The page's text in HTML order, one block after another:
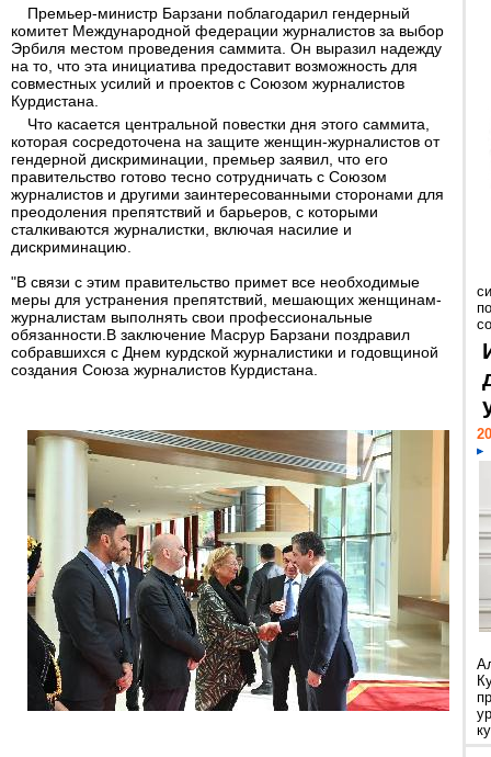
Премьер-министр Барзани поблагодарил гендерный
комитет Международной федерации журналистов за выбор
Эрбиля местом проведения саммита. Он выразил надежду
на то, что эта инициатива предоставит возможность для
совместных усилий и проектов с Союзом журналистов
Курдистана.
Что касается центральной повестки дня этого саммита,
которая сосредоточена на защите женщин-журналистов от
гендерной дискриминации, премьер заявил, что его
правительство готово тесно сотрудничать с Союзом
журналистов и другими заинтересованными сторонами для
преодоления препятствий и барьеров, с которыми
сталкиваются журналистки, включая насилие и
дискриминацию.
"В связи с этим правительство примет все необходимые
меры для устранения препятствий, мешающих женщинам-
журналистам выполнять свои профессиональные
обязанности.В заключение Масрур Барзани поздравил
собравшихся с Днем курдской журналистики и годовщиной
создания Союза журналистов Курдистана.